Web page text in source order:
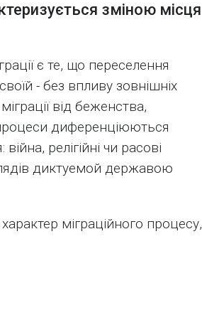
зміною місця
є те, що переселення
- без впливу зовнішніх
від беженства,
диференціюються
релігійні чи расові
диктуемой державою
міграційного процесу,